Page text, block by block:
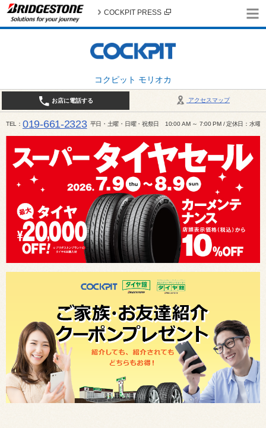
コクピット モリオカ
COCKPIT PRESS
アクセスマップ
お店に電話する
TEL 019-661-2323 平日・土曜・日曜・祝祭日 10:00 AM ～ 7:00 PM / 定休日：水曜